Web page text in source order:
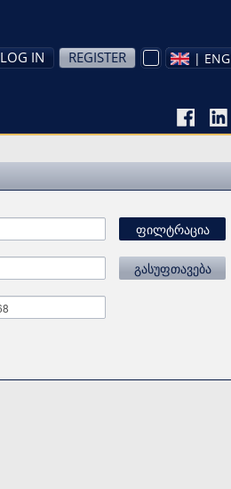
LOG IN REGISTER | ENG
ფილტრაცია
გასუფთავება